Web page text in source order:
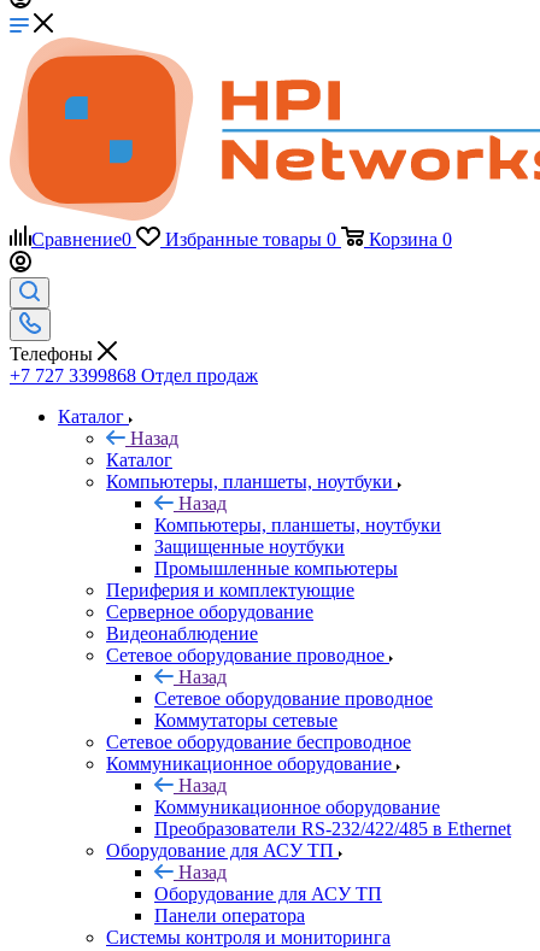
Сравнение0 Избранные товары 0 Корзина 0
Телефоны
+7 727 3399868 Отдел продаж
Каталог
Назад
Каталог
Компьютеры, планшеты, ноутбуки
Назад
Компьютеры, планшеты, ноутбуки
Защищенные ноутбуки
Промышленные компьютеры
Периферия и комплектующие
Серверное оборудование
Видеонаблюдение
Сетевое оборудование проводное
Назад
Сетевое оборудование проводное
Коммутаторы сетевые
Сетевое оборудование беспроводное
Коммуникационное оборудование
Назад
Коммуникационное оборудование
Преобразователи RS-232/422/485 в Ethernet
Оборудование для АСУ ТП
Назад
Оборудование для АСУ ТП
Панели оператора
Системы контроля и мониторинга